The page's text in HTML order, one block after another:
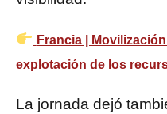
Francia |
explotación de los
La jornada dejó